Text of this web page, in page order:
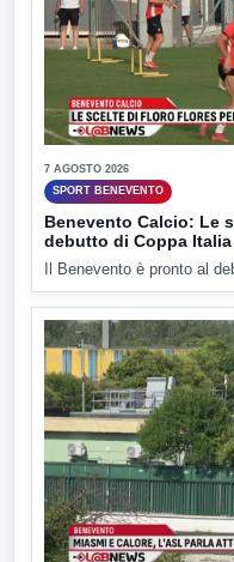
7 AGOSTO 2026
SPORT BENEVENTO
Benevento Calcio: Le
debutto di Coppa Italia
Il Benevento è pronto al